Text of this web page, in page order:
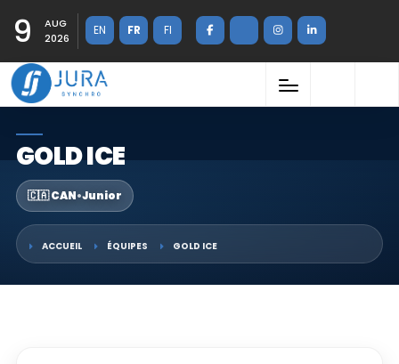
9
AUG
2026
EN FR FI
GOLD ICE
🇨🇦 CAN•Junior
ACCUEIL ÉQUIPES GOLD ICE